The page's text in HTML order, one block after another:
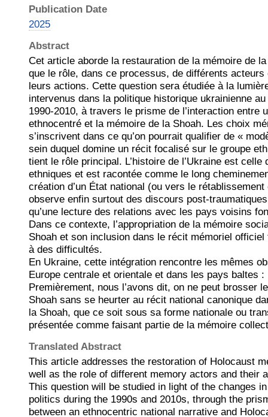
Publication Date
2025
Abstract
Cet article aborde la restauration de la mémoire de
que le rôle, dans ce processus, de différents acteurs
leurs actions. Cette question sera étudiée à la
intervenus dans la politique historique ukrainienne
1990-2010, à travers le prisme de l’interaction entre
ethnocentré et la mémoire de la Shoah. Les choix
s’inscrivent dans ce qu’on pourrait qualifier de «
sein duquel domine un récit focalisé sur le groupe
tient le rôle principal. L’histoire de l’Ukraine est celle
ethniques et est racontée comme le long
création d’un État national (ou vers le
observe enfin surtout des discours post-
qu’une lecture des relations avec les pays voisins
Dans ce contexte, l’appropriation de la mémoire
Shoah et son inclusion dans le récit mémoriel
à des difficultés.
En Ukraine, cette intégration rencontre les mêmes
Europe centrale et orientale et dans les pays baltes :
Premièrement, nous l’avons dit, on ne peut brosser
Shoah sans se heurter au récit national canonique
la Shoah, que ce soit sous sa forme nationale ou
présentée comme faisant partie de la mémoire
Translated Abstract
This article addresses the restoration of Holocaust
well as the role of different memory actors and their
This question will be studied in light of the changes
politics during the 1990s and 2010s, through the
between an ethnocentric national narrative and